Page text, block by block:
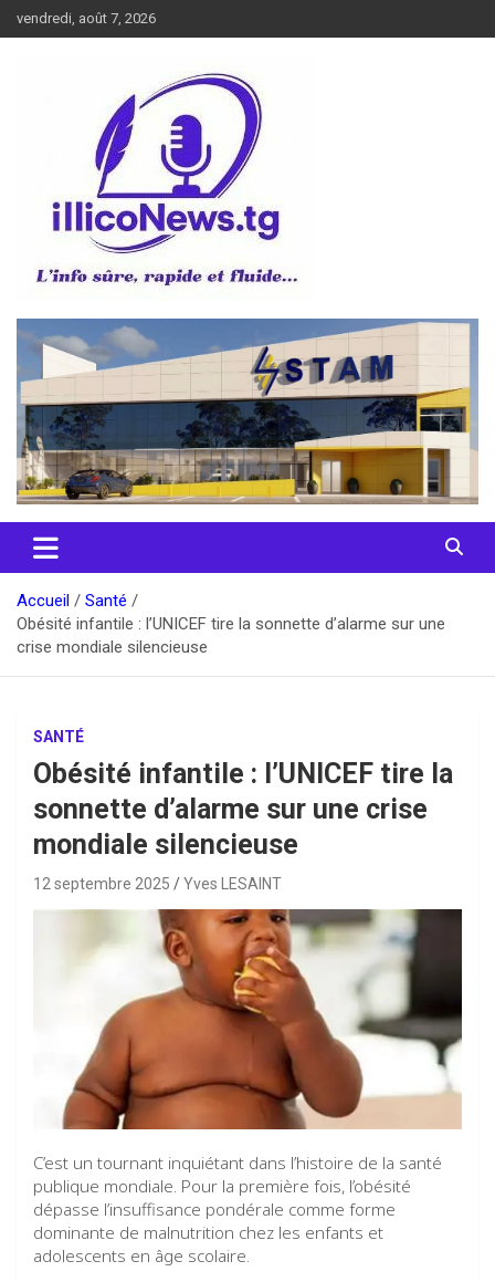
au
vendredi, août 7, 2026
illiconews
Accueil
Santé
Obésité infantile : l’UNICEF tire la sonnette d’alarme sur une
crise mondiale silencieuse
SANTÉ
Obésité infantile : l’UNICEF tire la
sonnette d’alarme sur une crise
mondiale silencieuse
12 septembre 2025 Yves LESAINT
C’est un tournant inquiétant dans l’histoire de la santé
publique mondiale. Pour la première fois, l’obésité
dépasse l’insuffisance pondérale comme forme
dominante de malnutrition chez les enfants et
adolescents en âge scolaire.